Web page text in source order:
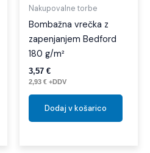
Nakupovalne torbe
Bombažna vrečka z
zapenjanjem Bedford
180 g/m²
3,57 €
2,93 € +DDV
Dodaj v košarico